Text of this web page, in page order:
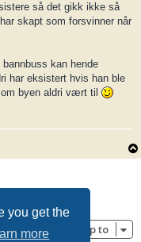
you get the
more
så det gikk ikke så
skapt som forsvinner når
kan hende
har eksistert hvis han ble
byen aldri vært til
Jump to